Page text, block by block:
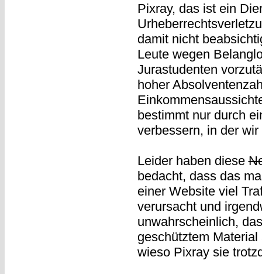
Pixray, das ist ein
damit nicht
Leute wegen
Jurastudenten
hoher
bestimmt nur durch
verbessern, in der wir
Leider haben diese
bedacht, dass das
einer Website viel
verursacht und
unwahrscheinlich,
geschütztem
wieso Pixray sie